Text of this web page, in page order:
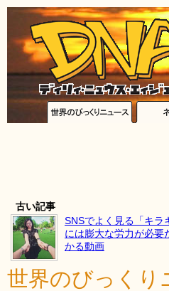
古い記事
SNSでよく見る「キラ
には膨大な労力が必要
かる動画
世界のびっくり